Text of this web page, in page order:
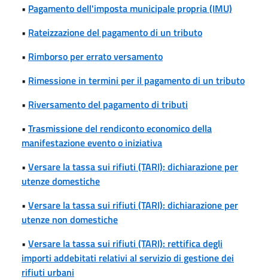
• Pagamento dell'imposta municipale propria (IMU)
• Rateizzazione del pagamento di un tributo
• Rimborso per errato versamento
• Rimessione in termini per il pagamento di un tributo
• Riversamento del pagamento di tributi
• Trasmissione del rendiconto economico della
manifestazione evento o iniziativa
• Versare la tassa sui rifiuti (TARI): dichiarazione per
utenze domestiche
• Versare la tassa sui rifiuti (TARI): dichiarazione per
utenze non domestiche
• Versare la tassa sui rifiuti (TARI): rettifica degli
importi addebitati relativi al servizio di gestione dei
rifiuti urbani